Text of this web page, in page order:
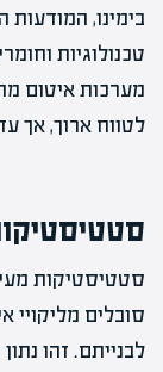
בימינו,
טכנולוגיות
מערכות איטום
לטווח ארוך, אך
סובלים מליקויי
לבנייתם. זהו